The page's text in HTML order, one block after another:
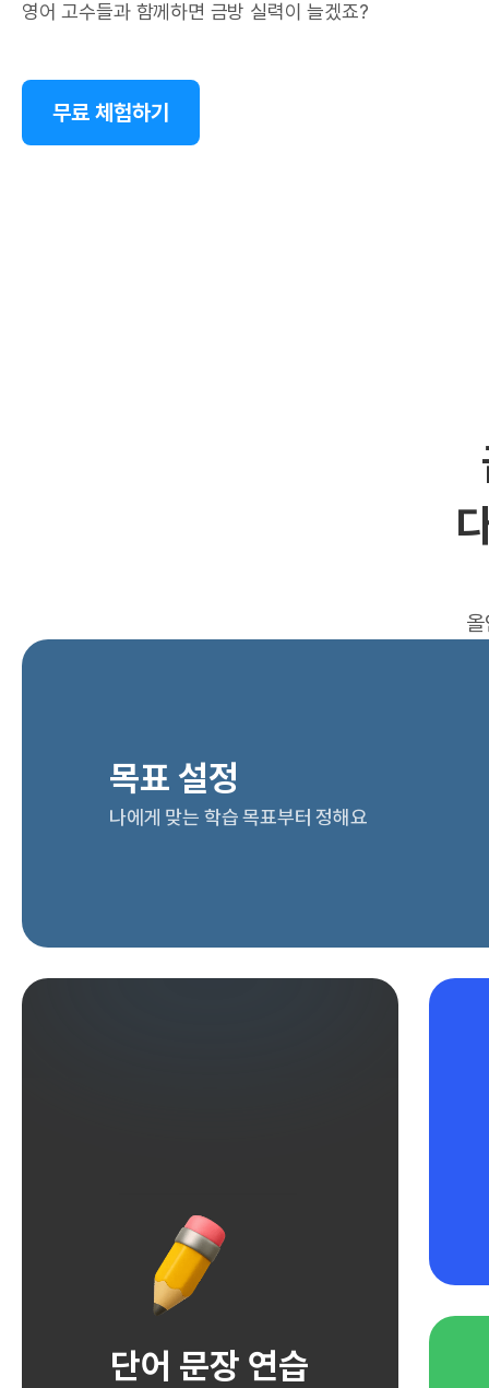
영어 고수들과 함께하면 금방 실력이 늘겠죠?
무료 체험하기
목표 설정
나에게 맞는 학습 목표부터 정해요
단어 문장 연습